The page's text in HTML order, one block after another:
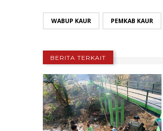
WABUP KAUR PEMKAB KAUR
BERITA TERKAIT